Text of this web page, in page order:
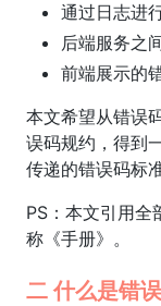
通过日志进
后端服务之
前端展示的
本文希望从错误
误码规约，得到
传递的错误码标准
PS：本文引用
称《手册》。
二 什么是错